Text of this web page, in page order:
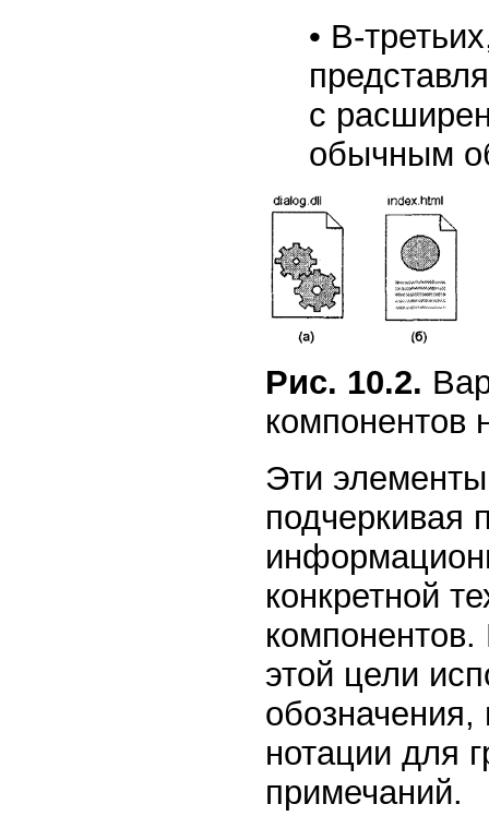
• В-
с
обычным
Рис. 10.2.
компонентов
Эти
подчеркивая
конкретной
компонентов.
этой цели
обозначения,
нотации для
примечаний.